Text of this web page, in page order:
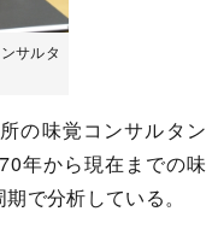
サルタ
の味覚コンサルタン
年から現在までの味
で分析している。